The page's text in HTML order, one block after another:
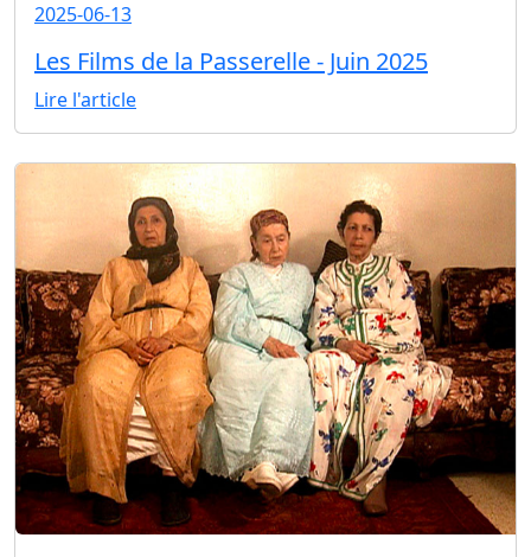
2025-06-13
Les Films de la Passerelle - Juin 2025
Lire l'article